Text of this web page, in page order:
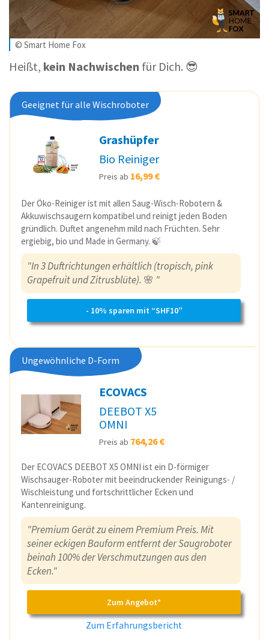
© Smart Home Fox
Heißt, kein Nachwischen für Dich. 😎
Geeignet für alle Wischroboter
Grashüpfer
Bio Reiniger
Preis ab 16,99 €
Der Öko-Reiniger ist mit allen Saug-Wisch-Robotern &
Akkuwischsaugern kompatibel und reinigt jeden Boden
gründlich. Duftet angenehm mild nach Früchten. Sehr
ergiebig, bio und Made in Germany. 🍃
"In 3 Duftrichtungen erhältlich (tropisch, pink
Grapefruit und Zitrusblüte). 🌸 "
- 10% sparen mit “SHF10”
Ungewöhnliche D-Form
ECOVACS
DEEBOT X5
OMNI
Preis ab 764,26 €
Der ECOVACS DEEBOT X5 OMNI ist ein D-förmiger
Wischsauger-Roboter mit beeindruckender Reinigungs- /
Wischleistung und fortschrittlicher Ecken und
Kantenreinigung.
"Premium Gerät zu einem Premium Preis. Mit
seiner eckigen Bauform entfernt der Saugroboter
beinah 100% der Verschmutzungen aus den
Ecken."
Zum Angebot*
Zum Erfahrungsbericht